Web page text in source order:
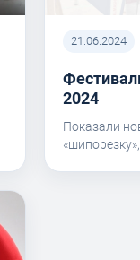
21.06.2024
2024
Показали
«шипорезку»,